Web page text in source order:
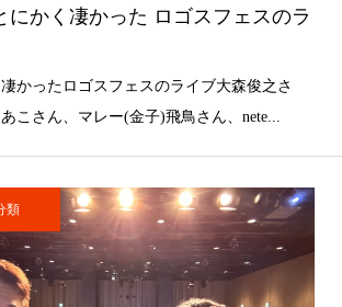
にかく凄かった ロゴスフェスのラ
かったロゴスフェスのライブ⁡大森俊之さ
こさん、⁡マレー(金子)飛鳥さん、nete...
類